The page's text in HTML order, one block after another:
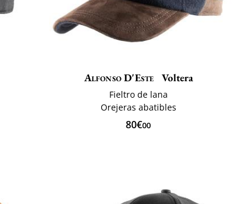
Alfonso D'Este Voltera
Fieltro de lana
Orejeras abatibles
80€00